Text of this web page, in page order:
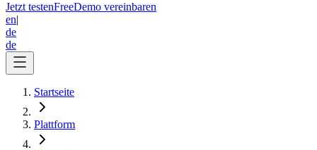
Jetzt testenFreeDemo vereinbaren
en|
de
de
Startseite
Plattform